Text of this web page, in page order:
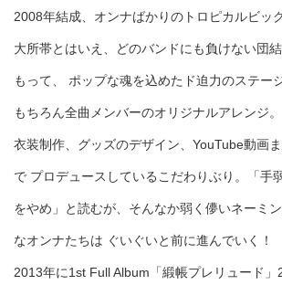
2008年結成、オンナばかりのトロピカルビッ
大所帯とはいえ、どのバンドにも負けない団
もって、 ポップな魂を込めたド迫力のステー
もちろん全曲メンバーのオリジナルアレンジ
衣装制作、グッズのデザイン、YouTube動画
で プロデュースしているこだわりぶり。「手
をやめ」と読むが、そんなか弱く儚いネーミ
なオンナたちは ぐいぐいと前に進んでいく！
2013年に1st Full Album「緞帳プレリュード